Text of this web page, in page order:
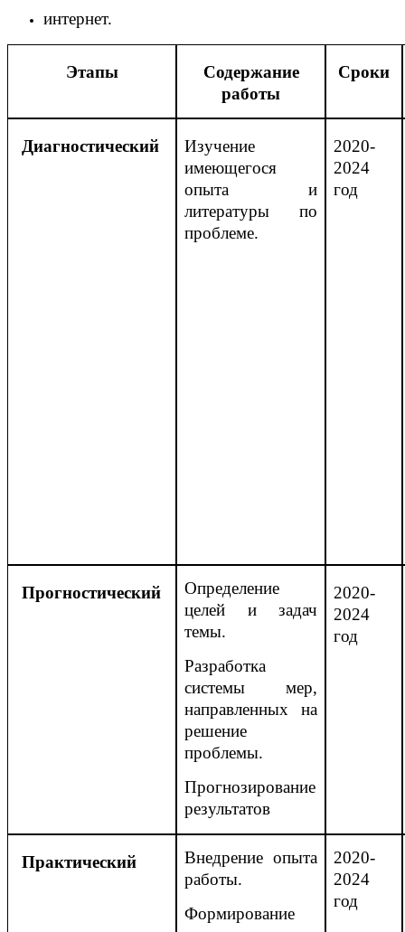
интернет.
Этапы
Содержание
работы
Сроки
Диагностический
Изучение
имеющегося
опыта и
литературы по
проблеме.
2020-
2024
год
Прогностический
Определение
целей и задач
темы.
Разработка
системы мер,
направленных на
решение
проблемы.
Прогнозирование
результатов
2020-
2024
год
Практический
Внедрение опыта
работы.
Формирование
2020-
2024
год